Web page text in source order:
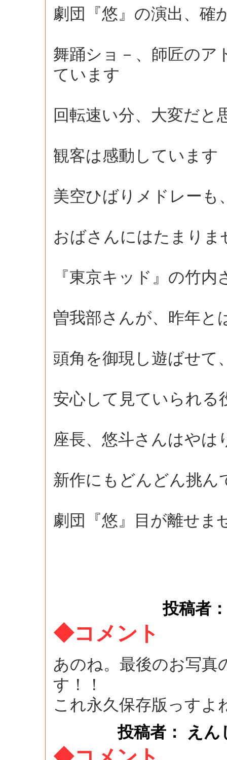
劇団『悠』の演出、確
舞踊ショ－、師匠のア
ています
回転速い分、大変だと
観客は感動しています
美空ひばりメドレーも
おばさんにはたまりま
『東京キッド』の竹
曽我部さんが、昨年と
頭角を御現し遊ばせて
安心して見ていられる
座長、悠斗さんはやは
新作にもどんどん挑
劇団『悠』目が離せま
投稿者
◆コメント
あのね。最後のお写真
す！！
これ永久保存版っすよ
投稿者： え